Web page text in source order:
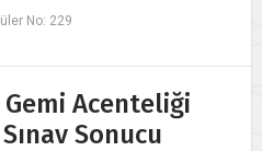
No: 229
Acenteliği
Sonucu